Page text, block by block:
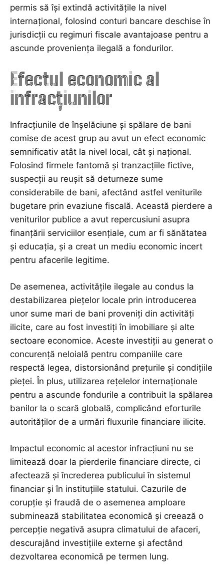
permis să își extindă activitățile la nivel
internațional, folosind conturi bancare deschise în
jurisdicții cu regimuri fiscale avantajoase pentru a
ascunde proveniența ilegală a fondurilor.
Efectul economic al
infracțiunilor
Infracțiunile de înșelăciune și spălare de bani
comise de acest grup au avut un efect economic
semnificativ atât la nivel local, cât și național.
Folosind firmele fantomă și tranzacțiile fictive,
suspecții au reușit să deturneze sume
considerabile de bani, afectând astfel veniturile
bugetare prin evaziune fiscală. Această pierdere a
veniturilor publice a avut repercusiuni asupra
finanțării serviciilor esențiale, cum ar fi sănătatea
și educația, și a creat un mediu economic incert
pentru afacerile legitime.
De asemenea, activitățile ilegale au condus la
destabilizarea piețelor locale prin introducerea
unor sume mari de bani proveniți din activități
ilicite, care au fost investiți în imobiliare și alte
sectoare economice. Aceste investiții au generat o
concurență neloială pentru companiile care
respectă legea, distorsionând prețurile și condițiile
pieței. În plus, utilizarea rețelelor internaționale
pentru a ascunde fondurile a contribuit la spălarea
banilor la o scară globală, complicând eforturile
autorităților de a urmări fluxurile financiare ilicite.
Impactul economic al acestor infracțiuni nu se
limitează doar la pierderile financiare directe, ci
afectează și încrederea publicului în sistemul
financiar și în instituțiile statului. Cazurile de
corupție și fraudă de o asemenea amploare
subminează stabilitatea economică și creează o
percepție negativă asupra climatului de afaceri,
descurajând investițiile externe și afectând
dezvoltarea economică pe termen lung.